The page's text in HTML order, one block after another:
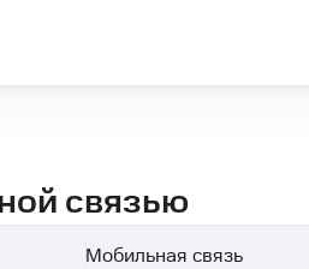
связью
Мобильная связь